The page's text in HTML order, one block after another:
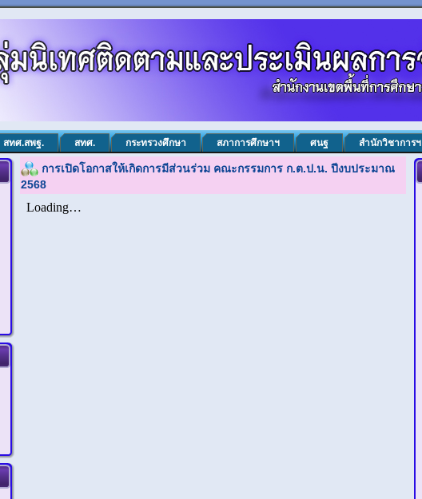
สทศ.สพฐ. สทศ. กระทรวงศึกษา สภาการศึกษาฯ ศนฐ สำนักวิชาการฯ
การเปิดโอกาสให้เกิดการมีส่วนร่วม คณะกรรมการ ก.ต.ป.น. ปีงบประมาณ
2568